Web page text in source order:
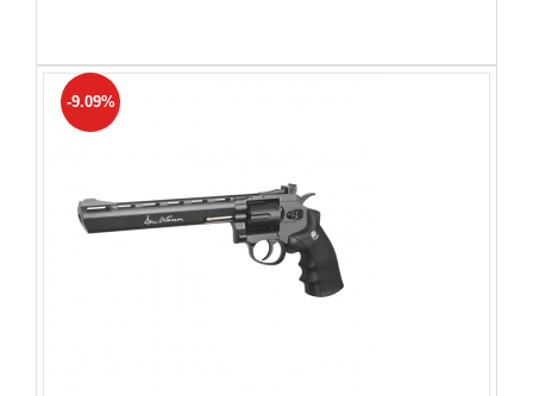
-9.09%